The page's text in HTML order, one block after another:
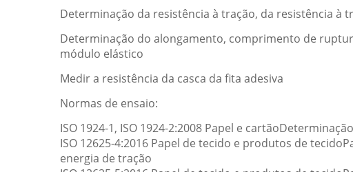
Determinação da resistência à tração, da resistência à
Determinação do alongamento, comprimento de
módulo elástico
Medir a resistência da casca da fita adesiva
Normas de ensaio:
ISO 1924-1, ISO 1924-2:2008 Papel e
ISO 12625-4:2016 Papel de tecido e produtos de
energia de tração